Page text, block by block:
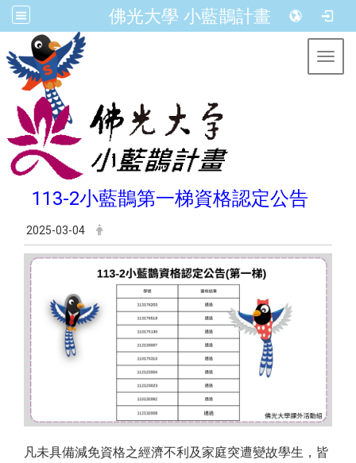
佛光大學 小藍鵲計畫
113-2小藍鵲第一梯資格認定公告
2025-03-04
凡未具備減免資格之經濟不利及家庭突遭變故學生，皆